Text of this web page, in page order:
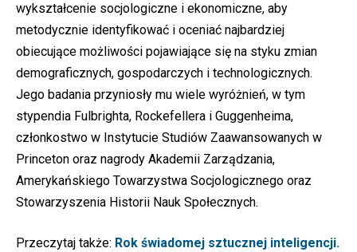
wykształcenie socjologiczne i ekonomiczne, aby
metodycznie identyfikować i oceniać najbardziej
obiecujące możliwości pojawiające się na styku zmian
demograficznych, gospodarczych i technologicznych.
Jego badania przyniosły mu wiele wyróżnień, w tym
stypendia Fulbrighta, Rockefellera i Guggenheima,
członkostwo w Instytucie Studiów Zaawansowanych w
Princeton oraz nagrody Akademii Zarządzania,
Amerykańskiego Towarzystwa Socjologicznego oraz
Stowarzyszenia Historii Nauk Społecznych.
Przeczytaj także: Rok świadomej sztucznej inteligencji.